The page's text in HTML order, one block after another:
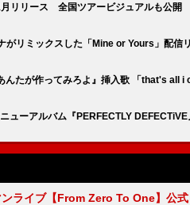
リリース 全国ツアービジュアルも公開
がリミックスした「Mine or Yours」配信
たが作ってみろよ』挿入歌 「that's all i
ューアルバム『PERFECTLY DEFECTiVE
ライブ【From Zero To One】公式